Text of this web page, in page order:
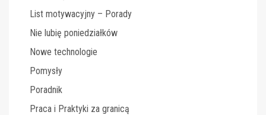
List motywacyjny – Porady
Nie lubię poniedziałków
Nowe technologie
Pomysły
Poradnik
Praca i Praktyki za granicą